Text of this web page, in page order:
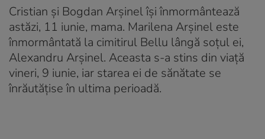
Cristian și Bogdan Arșinel își înmormântează
astăzi, 11 iunie, mama. Marilena Arșinel este
înmormântată la cimitirul Bellu lângă soțul ei,
Alexandru Arșinel. Aceasta s-a stins din viață
vineri, 9 iunie, iar starea ei de sănătate se
înrăutățise în ultima perioadă.